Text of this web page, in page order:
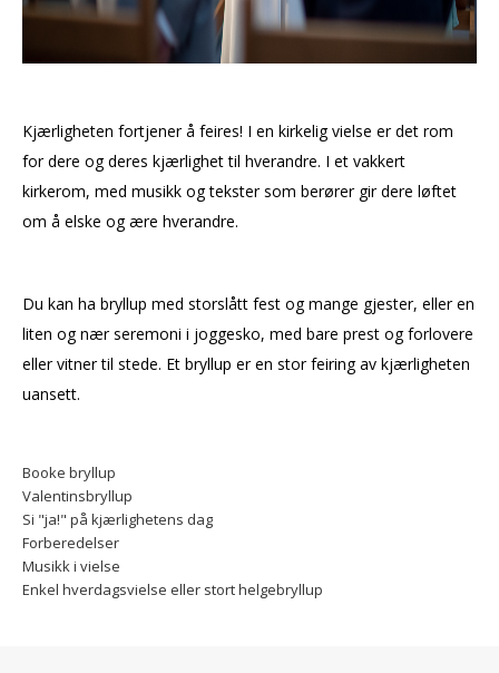
Kjærligheten fortjener å feires! I en kirkelig vielse er det rom
for dere og deres kjærlighet til hverandre. I et vakkert
kirkerom, med musikk og tekster som berører gir dere løftet
om å elske og ære hverandre.
Du kan ha bryllup med storslått fest og mange gjester, eller en
liten og nær seremoni i joggesko, med bare prest og forlovere
eller vitner til stede. Et bryllup er en stor feiring av kjærligheten
uansett.
Booke bryllup
Valentinsbryllup
Si "ja!" på kjærlighetens dag
Forberedelser
Musikk i vielse
Enkel hverdagsvielse eller stort helgebryllup